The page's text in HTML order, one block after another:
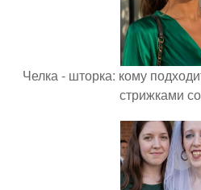
Челка - шторка: кому
стрижками